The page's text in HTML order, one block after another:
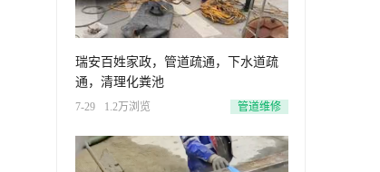
瑞安百姓家政，管道疏通，下水道疏
通，清理化粪池
7-29 1.2万浏览 管道维修